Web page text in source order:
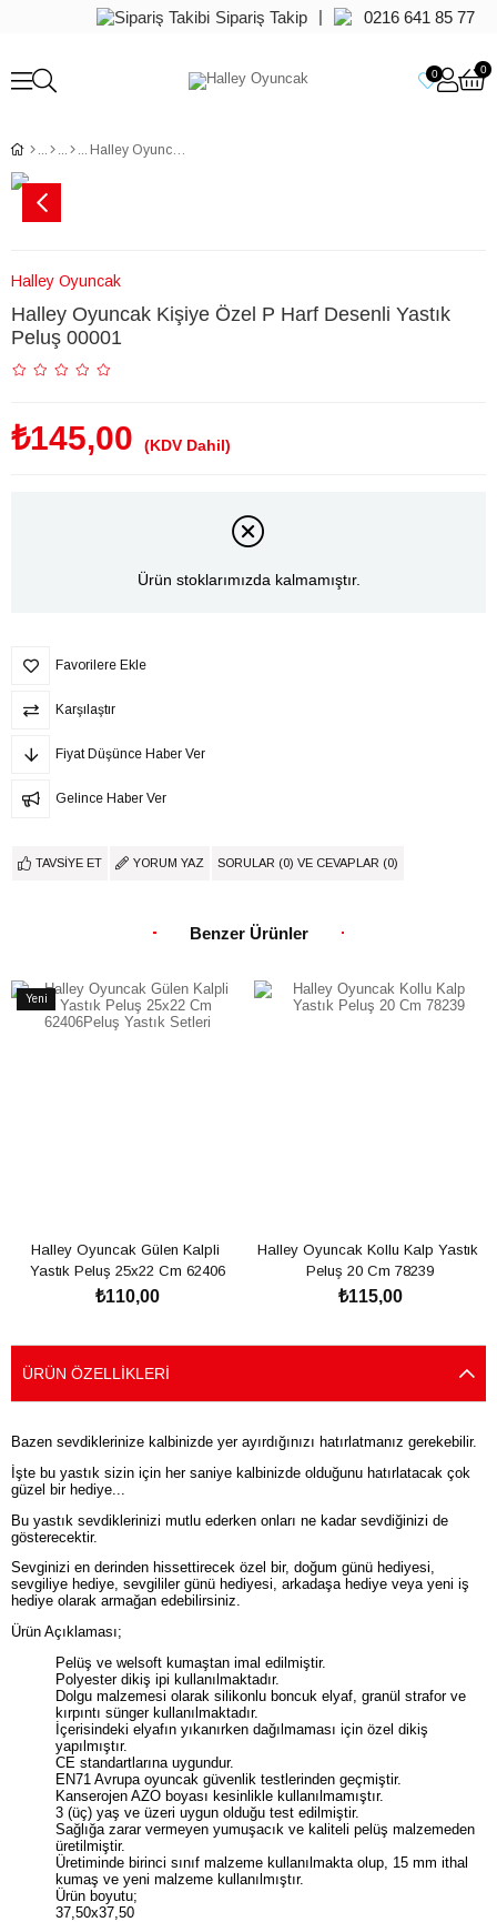
Sipariş Takip | 0216 641 85 77
0 0
Halley Oyuncak Kişiye Özel P Harf Desenli Yastık Peluş 00001
Halley Oyuncak
Halley Oyuncak Kişiye Özel P Harf Desenli Yastık
Peluş 00001
₺145,00 (KDV Dahil)
Ürün stoklarımızda kalmamıştır.
Favorilere Ekle
Karşılaştır
Fiyat Düşünce Haber Ver
Gelince Haber Ver
TAVSIYE ET YORUM YAZ SORULAR (0) VE CEVAPLAR (0)
Benzer Ürünler
Yeni
Ürün
Halley Oyuncak Gülen Kalpli
Yastık Peluş 25x22 Cm 62406
₺110,00
Halley Oyuncak Kollu Kalp Yastık
Peluş 20 Cm 78239
₺115,00
ÜRÜN ÖZELLIKLERI
Bazen sevdiklerinize kalbinizde yer ayırdığınızı hatırlatmanız gerekebilir.
İşte bu yastık sizin için her saniye kalbinizde olduğunu hatırlatacak çok
güzel bir hediye...
Bu yastık sevdiklerinizi mutlu ederken onları ne kadar sevdiğinizi de
gösterecektir.
Sevginizi en derinden hissettirecek özel bir, doğum günü hediyesi,
sevgiliye hediye, sevgililer günü hediyesi, arkadaşa hediye veya yeni iş
hediye olarak armağan edebilirsiniz.
Ürün Açıklaması;
Pelüş ve welsoft kumaştan imal edilmiştir.
Polyester dikiş ipi kullanılmaktadır.
Dolgu malzemesi olarak silikonlu boncuk elyaf, granül strafor ve
kırpıntı sünger kullanılmaktadır.
İçerisindeki elyafın yıkanırken dağılmaması için özel dikiş
yapılmıştır.
CE standartlarına uygundur.
EN71 Avrupa oyuncak güvenlik testlerinden geçmiştir.
Kanserojen AZO boyası kesinlikle kullanılmamıştır.
3 (üç) yaş ve üzeri uygun olduğu test edilmiştir.
Sağlığa zarar vermeyen yumuşacık ve kaliteli pelüş malzemeden
üretilmiştir.
Üretiminde birinci sınıf malzeme kullanılmakta olup, 15 mm ithal
kumaş ve yeni malzeme kullanılmıştır.
Ürün boyutu;
37,50x37,50